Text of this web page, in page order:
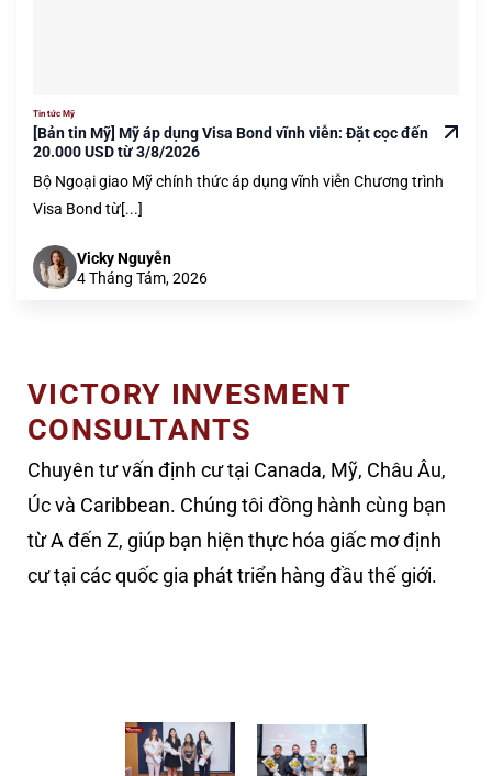
Tin tức Mỹ
[Bản tin Mỹ] Mỹ áp dụng Visa Bond vĩnh viễn: Đặt cọc đến
20.000 USD từ 3/8/2026
Bộ Ngoại giao Mỹ chính thức áp dụng vĩnh viễn Chương trình
Visa Bond từ[...]
Vicky Nguyễn
4 Tháng Tám, 2026
VICTORY INVESMENT
CONSULTANTS
Chuyên tư vấn định cư tại Canada, Mỹ, Châu Âu,
Úc và Caribbean. Chúng tôi đồng hành cùng bạn
từ A đến Z, giúp bạn hiện thực hóa giấc mơ định
cư tại các quốc gia phát triển hàng đầu thế giới.